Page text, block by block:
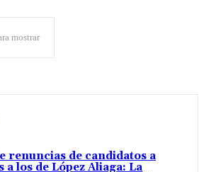
mostrar
renuncias de candidatos a
a los de López Aliaga: La